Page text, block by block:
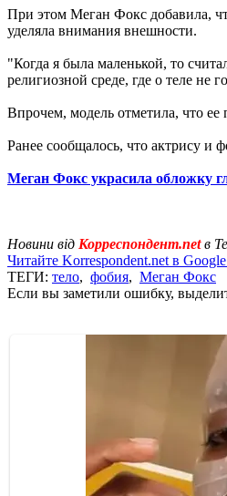
При этом Меган Фокс добавила,
уделяла внимания внешности.
"Когда я была маленькой, то
религиозной среде, где о теле не
Впрочем, модель отметила, что ее
Ранее сообщалось, что актрису и
Меган Фокс украсила обложку
Новини від Корреспондент.netв
Читайте Korrespondent.net в
ТЕГИ: тело, фобия, Меган Фокс
Если вы заметили ошибку,